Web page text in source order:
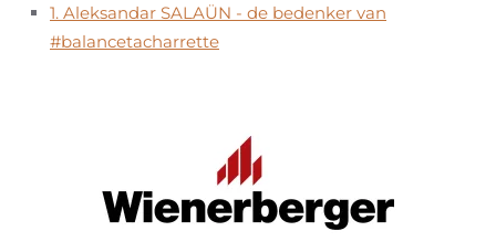
1. Aleksandar SALAÜN - de bedenker van
#balancetacharrette